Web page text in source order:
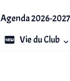
Agenda 2026-2027
Vie du Club